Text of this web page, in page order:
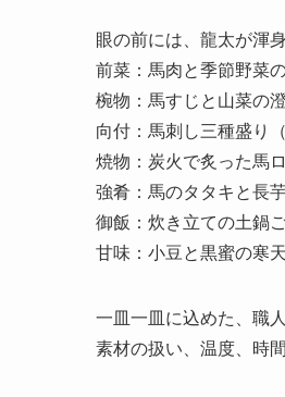
眼の前には、龍太が渾
前菜：馬肉と季節野菜
椀物：馬すじと山菜の
向付：馬刺し三種盛り
焼物：炭火で炙った馬
強肴：馬のタタキと長
御飯：炊き立ての土鍋
甘味：小豆と黒蜜の寒
一皿一皿に込めた、職
素材の扱い、温度、時